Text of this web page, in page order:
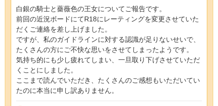
白銀の騎士と薔薇色の王女についてご報告です。
前回の近況ボードにてR18にレーティングを変更させていた
だくご連絡を差し上げました。
ですが、私のガイドラインに対する認識が足りないせいで、
たくさんの方にご不快な思いをさせてしまったようです。
気持ち的にも少し疲れてしまい、一旦取り下げさせていただ
くことにしました。
ここまで読んでいただき、たくさんのご感想もいただいてい
たのに本当に申し訳ありません。